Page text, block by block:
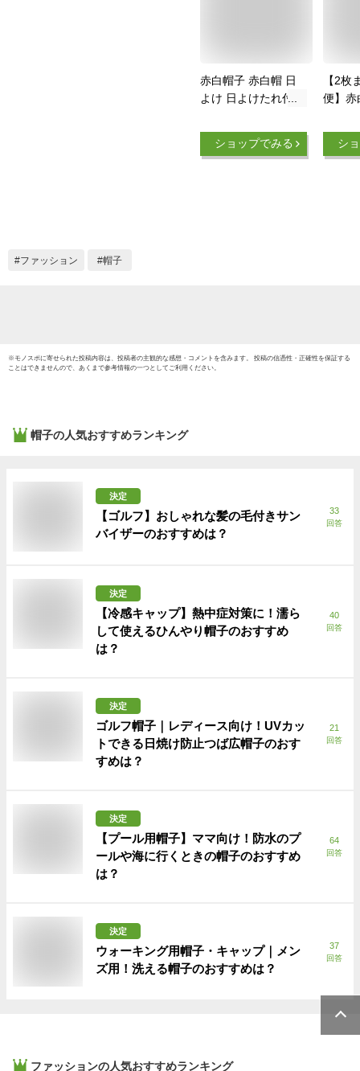
赤白帽子 赤白帽 日
よけ 日よけたれ付き
シュ つば付き M L ア
ゴゴム付 子供 子供
ショップでみる
【2枚
便】赤
（たれ
サイ
シ
ファッション 帽子
※モノスポに寄せられた投稿内容は、投稿者の主観的な感想・コメントを含みます。 投稿の信憑性・正確性を保証する
ことはできませんので、あくまで参考情報の一つとしてご利用ください。
帽子の人気おすすめランキング
決定
【ゴルフ】おしゃれな髪の毛付きサン
バイザーのおすすめは？
33
回答
決定
【冷感キャップ】熱中症対策に！濡ら
して使えるひんやり帽子のおすすめ
は？
40
回答
決定
ゴルフ帽子｜レディース向け！UVカッ
トできる日焼け防止つば広帽子のおす
すめは？
21
回答
決定
【プール用帽子】ママ向け！防水のプ
ールや海に行くときの帽子のおすすめ
は？
64
回答
決定
ウォーキング用帽子・キャップ｜メン
ズ用！洗える帽子のおすすめは？
37
回答
ファッションの人気おすすめランキング